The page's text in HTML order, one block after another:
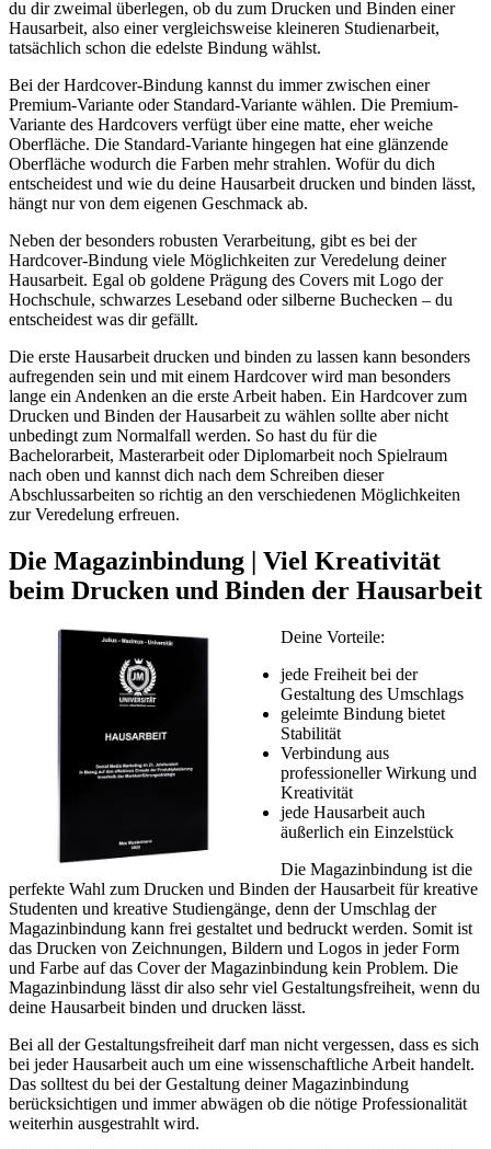
du dir zweimal überlegen, ob du zum Drucken und Binden einer
Hausarbeit, also einer vergleichsweise kleineren Studienarbeit,
tatsächlich schon die edelste Bindung wählst.
Bei der Hardcover-Bindung kannst du immer zwischen einer
Premium-Variante oder Standard-Variante wählen. Die Premium-
Variante des Hardcovers verfügt über eine matte, eher weiche
Oberfläche. Die Standard-Variante hingegen hat eine glänzende
Oberfläche wodurch die Farben mehr strahlen. Wofür du dich
entscheidest und wie du deine Hausarbeit drucken und binden lässt,
hängt nur von dem eigenen Geschmack ab.
Neben der besonders robusten Verarbeitung, gibt es bei der
Hardcover-Bindung viele Möglichkeiten zur Veredelung deiner
Hausarbeit. Egal ob goldene Prägung des Covers mit Logo der
Hochschule, schwarzes Leseband oder silberne Buchecken – du
entscheidest was dir gefällt.
Die erste Hausarbeit drucken und binden zu lassen kann besonders
aufregenden sein und mit einem Hardcover wird man besonders
lange ein Andenken an die erste Arbeit haben. Ein Hardcover zum
Drucken und Binden der Hausarbeit zu wählen sollte aber nicht
unbedingt zum Normalfall werden. So hast du für die
Bachelorarbeit, Masterarbeit oder Diplomarbeit noch Spielraum
nach oben und kannst dich nach dem Schreiben dieser
Abschlussarbeiten so richtig an den verschiedenen Möglichkeiten
zur Veredelung erfreuen.
Die Magazinbindung | Viel Kreativität
beim Drucken und Binden der Hausarbeit
Deine Vorteile:
jede Freiheit bei der
Gestaltung des Umschlags
geleimte Bindung bietet
Stabilität
Verbindung aus
professioneller Wirkung und
Kreativität
jede Hausarbeit auch
äußerlich ein Einzelstück
Die Magazinbindung ist die
perfekte Wahl zum Drucken und Binden der Hausarbeit für kreative
Studenten und kreative Studiengänge, denn der Umschlag der
Magazinbindung kann frei gestaltet und bedruckt werden. Somit ist
das Drucken von Zeichnungen, Bildern und Logos in jeder Form
und Farbe auf das Cover der Magazinbindung kein Problem. Die
Magazinbindung lässt dir also sehr viel Gestaltungsfreiheit, wenn du
deine Hausarbeit binden und drucken lässt.
Bei all der Gestaltungsfreiheit darf man nicht vergessen, dass es sich
bei jeder Hausarbeit auch um eine wissenschaftliche Arbeit handelt.
Das solltest du bei der Gestaltung deiner Magazinbindung
berücksichtigen und immer abwägen ob die nötige Professionalität
weiterhin ausgestrahlt wird.